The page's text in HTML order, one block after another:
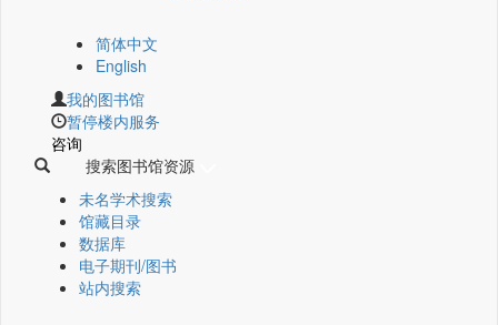
简体中文
English
我的图书馆
暂停楼内服务
咨询
搜索图书馆资源
未名学术搜索
馆藏目录
数据库
电子期刊/图书
站内搜索